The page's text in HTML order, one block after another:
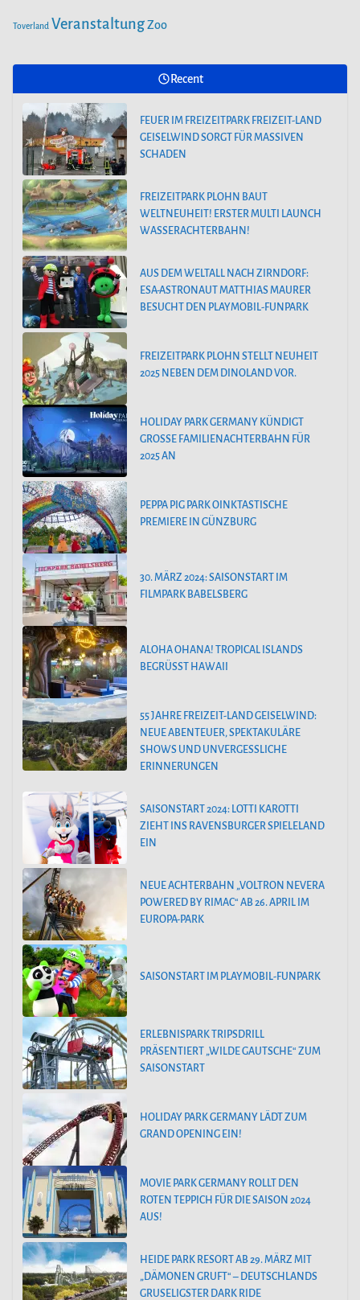
Toverland VeranstaltungZoo
Recent
FEUER IM FREIZEITPARK FREIZEIT-LAND
GEISELWIND SORGT FÜR MASSIVEN
SCHADEN
FREIZEITPARK PLOHN BAUT
WELTNEUHEIT! ERSTER MULTI LAUNCH
WASSERACHTERBAHN!
AUS DEM WELTALL NACH ZIRNDORF:
ESA-ASTRONAUT MATTHIAS MAURER
BESUCHT DEN PLAYMOBIL-FUNPARK
FREIZEITPARK PLOHN STELLT NEUHEIT
2025 NEBEN DEM DINOLAND VOR.
HOLIDAY PARK GERMANY KÜNDIGT
GROSSE FAMILIENACHTERBAHN FÜR 2
025 AN
PEPPA PIG PARK OINKTASTISCHE
PREMIERE IN GÜNZBURG
30. MÄRZ 2024: SAISONSTART IM
FILMPARK BABELSBERG
ALOHA OHANA! TROPICAL ISLANDS
BEGRÜSST HAWAII
55 JAHRE FREIZEIT-LAND GEISELWIND:
NEUE ABENTEUER, SPEKTAKULÄRE
SHOWS UND UNVERGESSLICHE
ERINNERUNGEN
SAISONSTART 2024: LOTTI KAROTTI
ZIEHT INS RAVENSBURGER SPIELELAND
EIN
NEUE ACHTERBAHN „VOLTRON NEVERA
POWERED BY RIMAC“ AB 26. APRIL IM
EUROPA-PARK
SAISONSTART IM PLAYMOBIL-FUNPARK
ERLEBNISPARK TRIPSDRILL
PRÄSENTIERT „WILDE GAUTSCHE“ ZUM
SAISONSTART
HOLIDAY PARK GERMANY LÄDT ZUM
GRAND OPENING EIN!
MOVIE PARK GERMANY ROLLT DEN
ROTEN TEPPICH FÜR DIE SAISON 2024
AUS!
HEIDE PARK RESORT AB 29. MÄRZ MIT
„DÄMONEN GRUFT“ – DEUTSCHLANDS
GRUSELIGSTER DARK RIDE